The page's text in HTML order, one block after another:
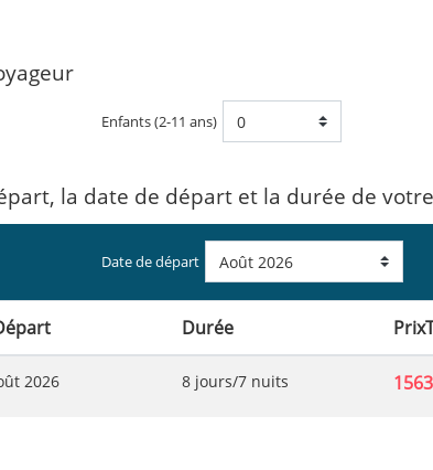
Enfants (2-11 ans)
la date de départ et la durée de
Date de départ
Durée
2026 8 jours/7 nuits